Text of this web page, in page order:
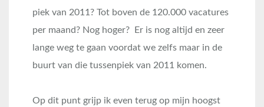
piek van 2011? Tot boven de 120.000 vacatures
per maand? Nog hoger? Er is nog altijd en zeer
lange weg te gaan voordat we zelfs maar in de
buurt van die tussenpiek van 2011 komen.
Op dit punt grijp ik even terug op mijn hoogst